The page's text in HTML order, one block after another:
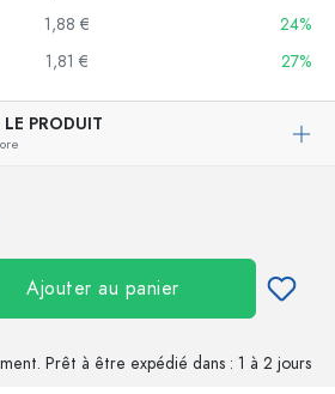
1,88 €
24%
1,81 € 27%
PRODUIT
Ajouter au panier
Prêt à être expédié dans : 1 à 2 jours